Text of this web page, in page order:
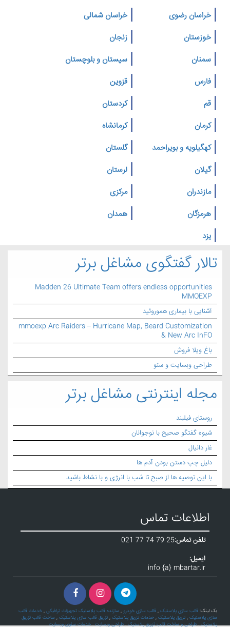
خراسان رضوی
خراسان شمالی
خوزستان
زنجان
سمنان
سیستان و بلوچستان
فارس
قزوین
قم
کردستان
کرمان
کرمانشاه
کهگیلویه و بویراحمد
گلستان
گیلان
لرستان
مازندران
مرکزی
هرمزگان
همدان
یزد
تالار گفتگوی مشاغل برتر
Madden 26 Ultimate Team offers endless opportunities
MMOEXP
آشنایی با بیماری هموروئید
mmoexp Arc Raiders – Hurricane Map, Beard Customization
& New Arc InFO
باغ ویلا فروش
طراحی وبسایت و سئو
مجله اینترنتی مشاغل برتر
روستای فیلبند
شیوه گفتگو صحیح با نوجوانان
غار دانیال
دلیل چپ دستن بودن آدم ها
با این توصیه ها از صبح تا شب با انرژی و با نشاط باشید
اطلاعات تماس
تلفن تماس:021 77 74 79 25
ایمیل:
info {a} mbartar.ir
بک لینک: قالب سازی پلاستیک , قالب سازی خودرو , سازنده قالب پلاستیک تجهیزات ترافیکی , خدمات قالب
سازی پلاستیک , تزریق پلاستیک , خدمات تزریق پلاستیک , تزریق قالب سازی پلاستیک , ساخت قالب تزریق
پلاستیک,طراحی و ساخت قالب تزریق پلاستیک,طراحی وبسایت,خدمات سئوی وبسایت